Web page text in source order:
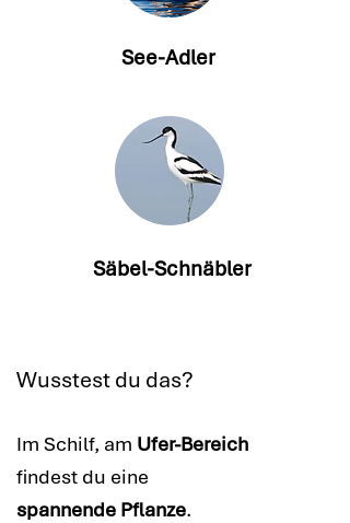
See-Adler
Säbel-Schnäbler
Wusstest du das?​
Im Schilf, am Ufer-Bereich
findest du eine
spannende Pflanze.